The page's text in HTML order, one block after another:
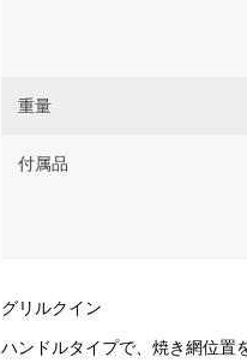
重量
付属品
グリルクイン
ハンドルタイプで、焼き網位置